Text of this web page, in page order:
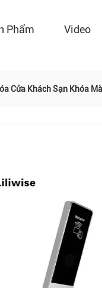
Phẩm Video
Cửa Khách Sạn Khóa